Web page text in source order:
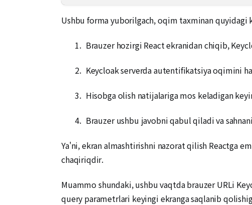
Ushbu forma yuborilgach, oqim taxminan quyidagi
Brauzer hozirgi React ekranidan chiqib,
Keycloak serverda autentifikatsiya oqimini
Hisobga olish natijalariga mos keladigan
Brauzer ushbu javobni qabul qiladi va
Ya'ni, ekran almashtirishni nazorat qilish Reactga
chaqiriqdir.
Muammo shundaki, ushbu vaqtda brauzer URLi
query parametrlari keyingi ekranga saqlanib